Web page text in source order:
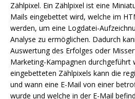
Zählpixel. Ein Zählpixel ist eine
Mails eingebettet wird, welche im
werden, um eine Logdatei-
Analyse zu ermöglichen. Dadurch
Auswertung des Erfolges oder
Marketing-Kampagnen durchgeführt
eingebetteten Zählpixels kann die
und wann eine E-Mail von einer
wurde und welche in der E-Mail